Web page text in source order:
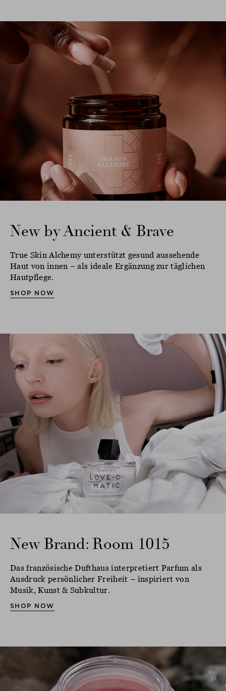
New by Ancient & Brave
True Skin Alchemy unterstützt gesund aussehende
Haut von innen – als ideale Ergänzung zur täglichen
Hautpflege.
SHOP NOW
New Brand: Room 1015
Das französische Dufthaus interpretiert Parfum als
Ausdruck persönlicher Freiheit – inspiriert von
Musik, Kunst & Subkultur.
SHOP NOW